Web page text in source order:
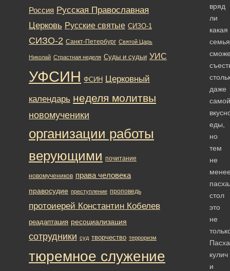
вряд
ли
какая
семья
даже
самой
еды,
но
тем
не
стол
это
не
кулич
и
Россия Русская Православная
Церковь Русские святые СИЗО-1
СИЗО-2 Санкт-Петербург Святой Царь
Николай Страстная неделя Суды и судьи УИС
УФСИН ФСИН Церковный
календарь неделя молитвы
новомученики
организации работы
верующими почитание
новомучеников права человека
правосудие преступление проповедь
протоиерей Константин Кобелев
реадаптация ресоциализация
сотрудники суд творчество терроризм
тюремное служение